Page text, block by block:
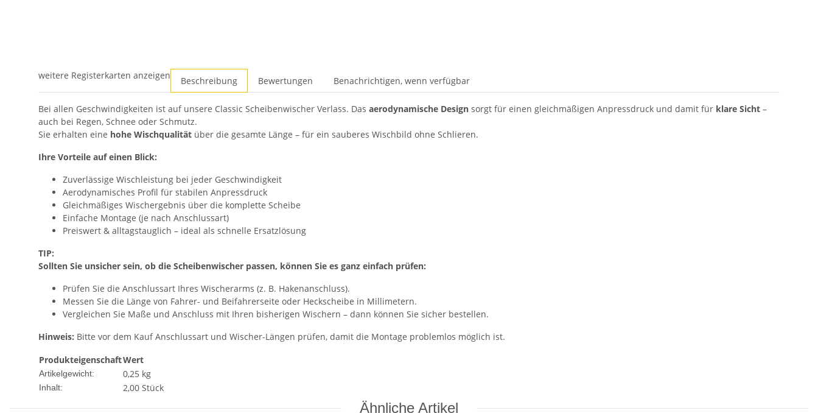
weitere Registerkarten anzeigen Beschreibung Bewertungen Benachrichtigen, wenn verfügbar
Bei allen Geschwindigkeiten ist auf unsere Classic Scheibenwischer Verlass. Das aerodynamische Design sorgt für einen gleichmäßigen Anpressdruck und damit für klare Sicht –
auch bei Regen, Schnee oder Schmutz.
Sie erhalten eine hohe Wischqualität über die gesamte Länge – für ein sauberes Wischbild ohne Schlieren.
Ihre Vorteile auf einen Blick:
Zuverlässige Wischleistung bei jeder Geschwindigkeit
Aerodynamisches Profil für stabilen Anpressdruck
Gleichmäßiges Wischergebnis über die komplette Scheibe
Einfache Montage (je nach Anschlussart)
Preiswert & alltagstauglich – ideal als schnelle Ersatzlösung
TIP:
Sollten Sie unsicher sein, ob die Scheibenwischer passen, können Sie es ganz einfach prüfen:
Prüfen Sie die Anschlussart Ihres Wischerarms (z. B. Hakenanschluss).
Messen Sie die Länge von Fahrer- und Beifahrerseite oder Heckscheibe in Millimetern.
Vergleichen Sie Maße und Anschluss mit Ihren bisherigen Wischern – dann können Sie sicher bestellen.
Hinweis: Bitte vor dem Kauf Anschlussart und Wischer-Längen prüfen, damit die Montage problemlos möglich ist.
ProdukteigenschaftWert
Artikelgewicht: 0,25 kg
Inhalt: 2,00 Stück
Ähnliche Artikel